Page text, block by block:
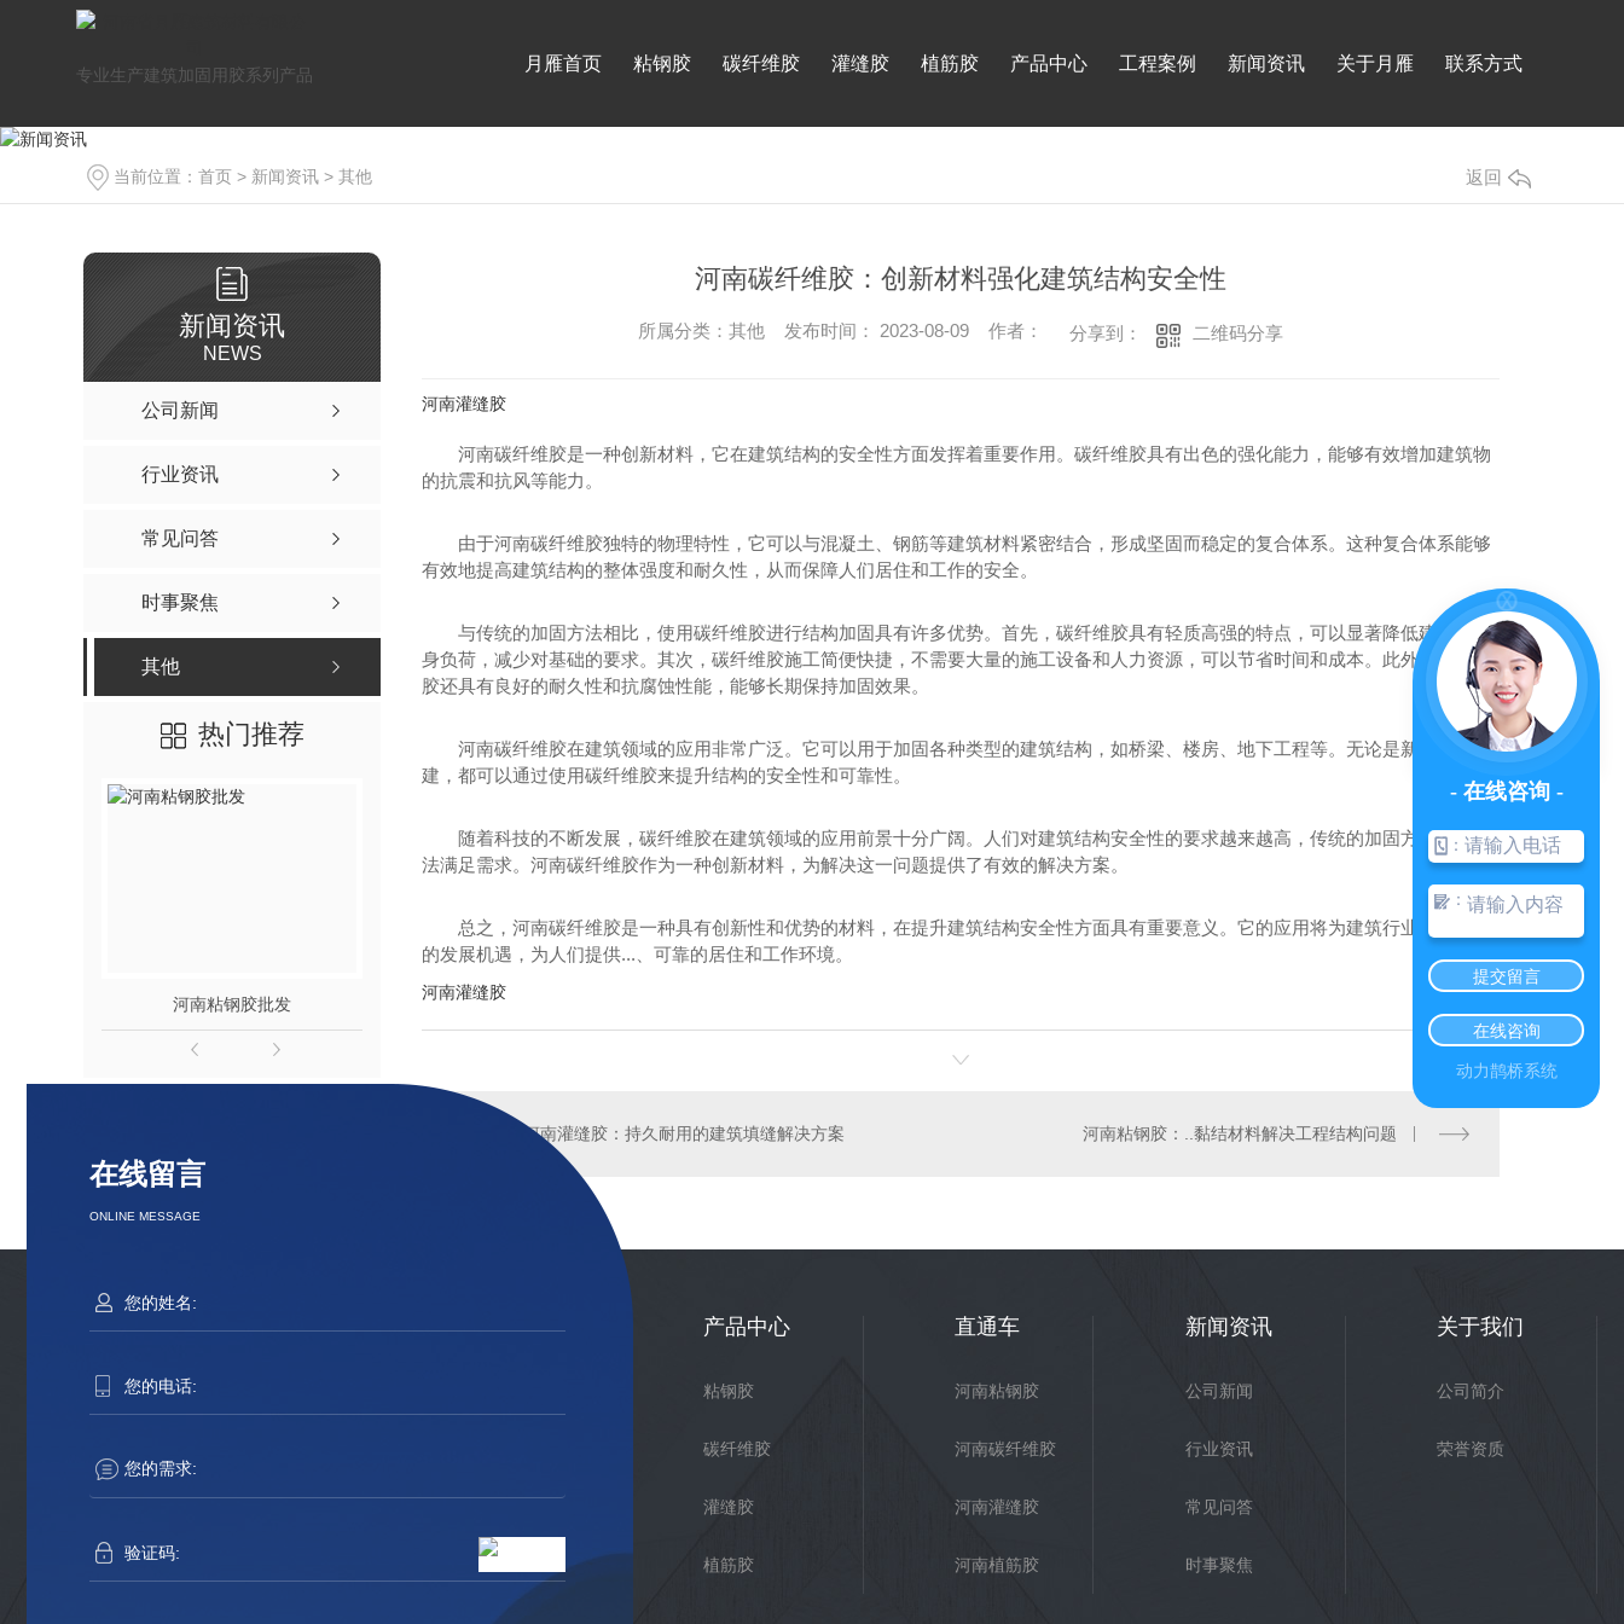
专业生产建筑加固用胶系列产品
月雁首页 粘钢胶 碳纤维胶 灌缝胶 植筋胶 产品中心 工程案例 新闻资讯 关于月雁 联系方式
当前位置： 首页 > 新闻资讯 > 其他 返回
新闻资讯
NEWS
公司新闻
行业资讯
常见问答
时事聚焦
其他
热门推荐
河南粘钢胶批发 河南碳纤维胶批发
河南碳纤维胶：创新材料强化建筑结构安全性
所属分类：其他 发布时间： 2023-08-09 作者： 分享到： 二维码分享
河南灌缝胶
河南碳纤维胶是一种创新材料，它在建筑结构的安全性方面发挥着重要作用。碳纤维胶具有出色的强化能力，能够有效增加建筑物
的抗震和抗风等能力。
由于河南碳纤维胶独特的物理特性，它可以与混凝土、钢筋等建筑材料紧密结合，形成坚固而稳定的复合体系。这种复合体系能够
有效地提高建筑结构的整体强度和耐久性，从而保障人们居住和工作的安全。
与传统的加固方法相比，使用碳纤维胶进行结构加固具有许多优势。首先，碳纤维胶具有轻质高强的特点，可以显著降低建筑物自
身负荷，减少对基础的要求。其次，碳纤维胶施工简便快捷，不需要大量的施工设备和人力资源，可以节省时间和成本。此外，碳纤维
胶还具有良好的耐久性和抗腐蚀性能，能够长期保持加固效果。
河南碳纤维胶在建筑领域的应用非常广泛。它可以用于加固各种类型的建筑结构，如桥梁、楼房、地下工程等。无论是新建还是旧
建，都可以通过使用碳纤维胶来提升结构的安全性和可靠性。
随着科技的不断发展，碳纤维胶在建筑领域的应用前景十分广阔。人们对建筑结构安全性的要求越来越高，传统的加固方法已经无
法满足需求。河南碳纤维胶作为一种创新材料，为解决这一问题提供了有效的解决方案。
总之，河南碳纤维胶是一种具有创新性和优势的材料，在提升建筑结构安全性方面具有重要意义。它的应用将为建筑行业带来巨大
的发展机遇，为人们提供...、可靠的居住和工作环境。
河南灌缝胶
河南灌缝胶：持久耐用的建筑填缝解决方案 河南粘钢胶：..黏结材料解决工程结构问题
在线留言
ONLINE MESSAGE
产品中心
粘钢胶
碳纤维胶
灌缝胶
植筋胶
直通车
河南粘钢胶
河南碳纤维胶
河南灌缝胶
河南植筋胶
新闻资讯
公司新闻
行业资讯
常见问答
时事聚焦
关于我们
公司简介
荣誉资质
- 在线咨询 -
：
：
提交留言
在线咨询
动力鹊桥系统